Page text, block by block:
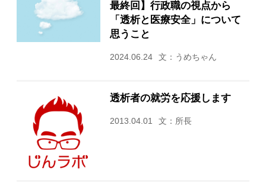
最終回】行政職の視点から
「透析と医療安全」について
思うこと
2024.06.24 文：うめちゃん
透析者の就労を応援します
2013.04.01 文：所長